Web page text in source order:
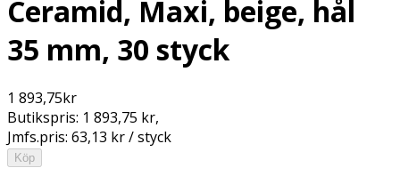
Ceramid, Maxi, beige, hål
35 mm, 30 styck
1 893,75kr
Butikspris: 1 893,75 kr,
Jmfs.pris: 63,13 kr / styck
Köp